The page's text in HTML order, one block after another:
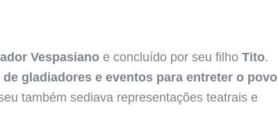
Vespasiano e concluído por seu filho Tito.
gladiadores e eventos para entreter o povo
também sediava representações teatrais e